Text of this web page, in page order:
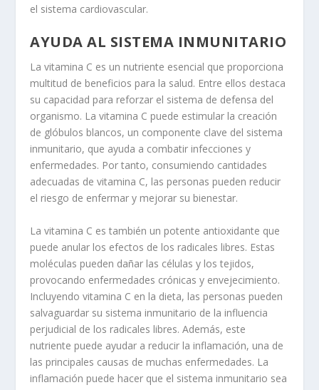
el sistema cardiovascular.
AYUDA AL SISTEMA INMUNITARIO
La vitamina C es un nutriente esencial que proporciona
multitud de beneficios para la salud. Entre ellos destaca
su capacidad para reforzar el sistema de defensa del
organismo. La vitamina C puede estimular la creación
de glóbulos blancos, un componente clave del sistema
inmunitario, que ayuda a combatir infecciones y
enfermedades. Por tanto, consumiendo cantidades
adecuadas de vitamina C, las personas pueden reducir
el riesgo de enfermar y mejorar su bienestar.
La vitamina C es también un potente antioxidante que
puede anular los efectos de los radicales libres. Estas
moléculas pueden dañar las células y los tejidos,
provocando enfermedades crónicas y envejecimiento.
Incluyendo vitamina C en la dieta, las personas pueden
salvaguardar su sistema inmunitario de la influencia
perjudicial de los radicales libres. Además, este
nutriente puede ayudar a reducir la inflamación, una de
las principales causas de muchas enfermedades. La
inflamación puede hacer que el sistema inmunitario sea